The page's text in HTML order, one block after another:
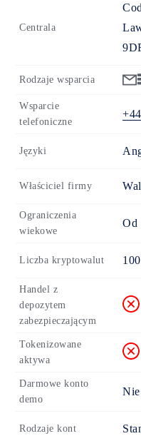
Centrala
Rodzaje wsparcia
Wsparcie
telefoniczne
Języki
Właściciel firmy
Ograniczenia
wiekowe
Od
Liczba kryptowalut 100
Handel z
depozytem
zabezpieczającym
Tokenizowane
aktywa
Darmowe konto
demo
Nie
Rodzaje kont